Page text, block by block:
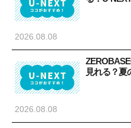
2026.08.08
見れる？夏
2026.08.08